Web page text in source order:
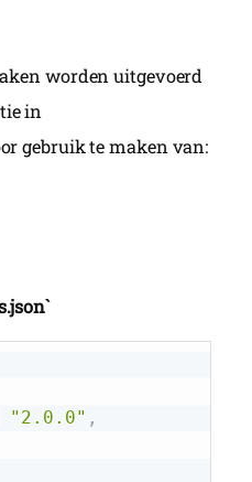
worden uitgevoerd
in
gebruik te maken van:
"2.0.0" ,